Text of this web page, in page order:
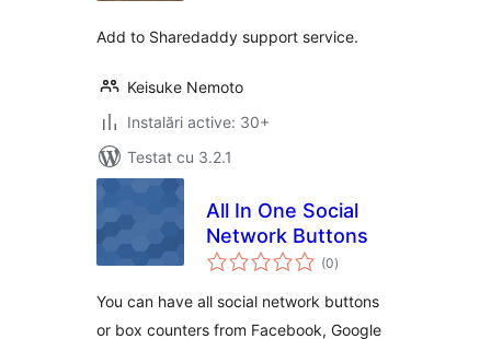
Add to Sharedaddy support service.
Keisuke Nemoto
Instalări active: 30+
Testat cu 3.2.1
All In One Social
Network Buttons
(0total
aprecieri
)
You can have all social network buttons
or box counters from Facebook, Google